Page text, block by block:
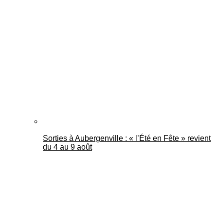
Sorties à Aubergenville : « l’Été en Fête » revient
du 4 au 9 août